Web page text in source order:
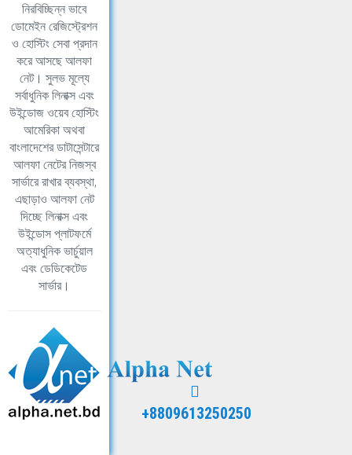
নিরবিচ্ছিন্ন ভাবে
ডোমেইন রেজিস্ট্রেশন
ও হোস্টিং সেবা প্রদান
করে আসছে আলফা
নেট। সুলভ মূল্যে
সর্বাধুনিক লিনাক্স এবং
উইন্ডোজ ওয়েব হোস্টিং
আমেরিকা অথবা
বাংলাদেশের ডাটাসেন্টারে
আলফা নেটের নিজস্ব
সার্ভারে রাখার ব্যবস্থা,
এছাড়াও আলফা নেট
দিচ্ছে লিনাক্স এবং
উইন্ডোস প্লাটফর্মে
অত্যাধুনিক ভার্চুয়াল
এবং ডেডিকেটেড
সার্ভার।
+8809613250250